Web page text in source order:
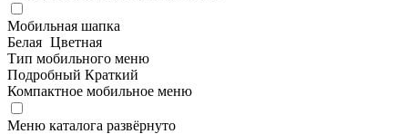
Мобильная шапка
Белая Цветная
Тип мобильного меню
Подробный Краткий
Компактное мобильное меню
Меню каталога развёрнуто